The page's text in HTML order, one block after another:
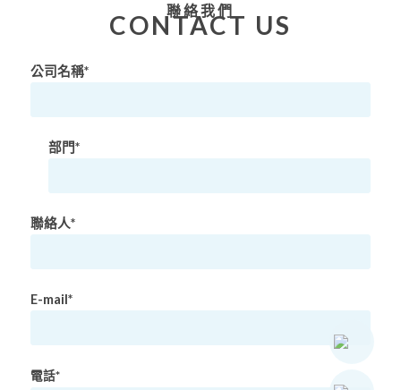
聯絡我們
CONTACT US
公司名稱*
部門*
聯絡人*
E-mail*
電話*